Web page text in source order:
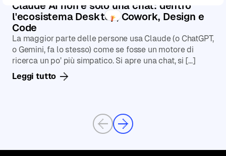
Claude AI non è solo una chat: dentro
l'ecosistema Desktop, Cowork, Design e
Code
La maggior parte delle persone usa Claude (o ChatGPT,
o Gemini, fa lo stesso) come se fosse un motore di
ricerca un po’ più simpatico. Si apre una chat, si […]
Leggi tutto
Previous
Next